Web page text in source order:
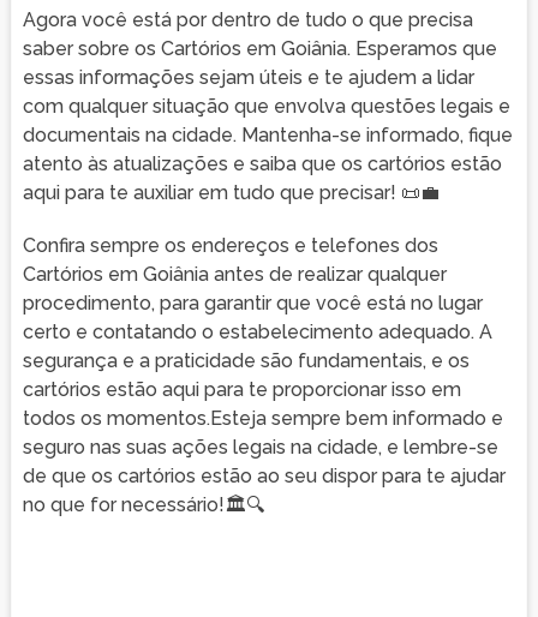
Agora você está por dentro de tudo o que precisa
saber sobre os Cartórios em Goiânia. Esperamos que
essas informações sejam úteis e te ajudem a lidar
com qualquer situação que envolva questões legais e
documentais na cidade. Mantenha-se informado, fique
atento às atualizações e saiba que os cartórios estão
aqui para te auxiliar em tudo que precisar! 📜💼
Confira sempre os endereços e telefones dos
Cartórios em Goiânia antes de realizar qualquer
procedimento, para garantir que você está no lugar
certo e contatando o estabelecimento adequado. A
segurança e a praticidade são fundamentais, e os
cartórios estão aqui para te proporcionar isso em
todos os momentos.Esteja sempre bem informado e
seguro nas suas ações legais na cidade, e lembre-se
de que os cartórios estão ao seu dispor para te ajudar
no que for necessário!🏛️🔍